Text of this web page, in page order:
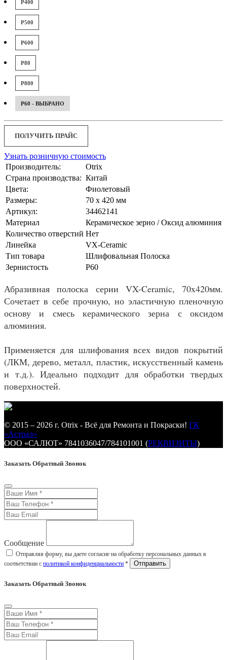
P400
P500
P600
P80
P800
P60 - ВЫБРАНО
ПОЛУЧИТЬ ПРАЙС
Узнать розничную стоимость
Производитель:
Otrix
Страна производства: Китай
Цвета:
Фиолетовый
Размеры:
70 x 420 мм
Артикул:
34462141
Материал
Керамическое зерно / Оксид алюминия
Количество отверстий Нет
Линейка
VX-Ceramic
Тип товара
Шлифовальная Полоска
Зернистость
P60
Абразивная полоска серии VX-Ceramic, 70x420мм.
Сочетает в себе прочную, но эластичную пленочную
основу и смесь керамического зерна с оксидом
алюминия.
Применяется для шлифования всех видов покрытий
(ЛКМ, дерево, металл, пластик, искусственный камень
и т.д.). Идеально подходит для обработки твердых
поверхностей.
© 2015 – 2026 г. Otrix - Всё для Ремонта и Покраски! ГК
«Астрал»
ООО «САЛЮТ» 7841036047/784101001 (РЕКВИЗИТЫ)
Заказать Обратный Звонок
Сообщение
Отправляя форму, вы даете согласие на обработку персональных данных в
соответствии с политикой конфиденциальности *
Заказать Обратный Звонок